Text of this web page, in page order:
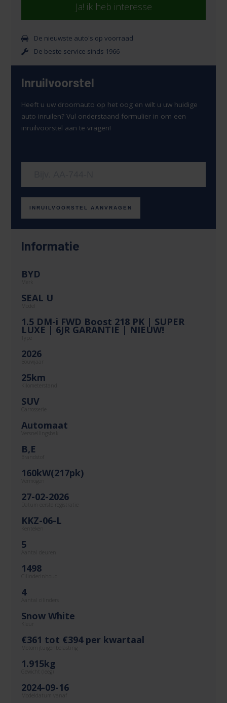
Ja! ik heb interesse
De nieuwste auto's op voorraad
De beste service sinds 1966
Inruilvoorstel
Heeft u uw droomauto op het oog en wilt u uw huidige
auto inruilen? Vul onderstaand formulier in om een
inruilvoorstel aan te vragen!
INRUILVOORSTEL AANVRAGEN
Informatie
BYD
SEAL U
1.5 DM-i FWD Boost 218 PK | SUPER
LUXE | 6JR GARANTIE | NIEUW!
2026
25km
SUV
Automaat
Versnellingsbak
B,E
160kW(217pk)
Vermogen
27-02-2026
Datum eerste registratie
KKZ-06-L
5
1498
4
Snow White
€361 tot €394 per kwartaal
Motorrijtuigenbelasting
1.915kg
Gewicht (leeg)
2024-09-16